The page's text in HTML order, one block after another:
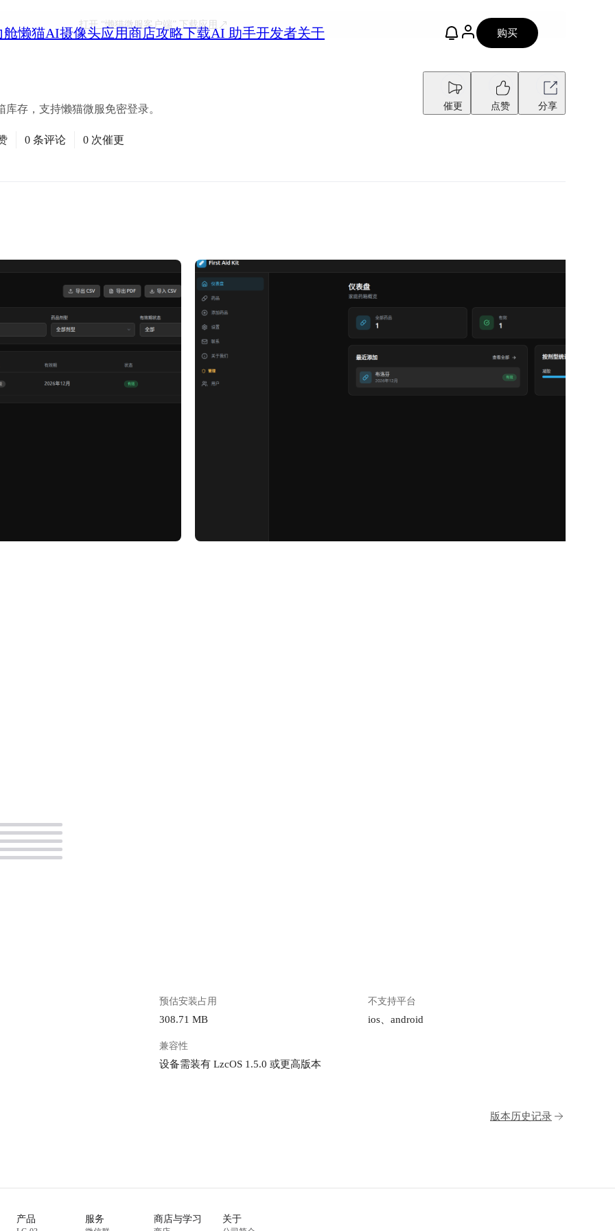
舱懒猫AI摄像头应用商店攻略下载AI 助手开发者关于 购买
打开 “懒猫微服客户端”下载应用
存，支持懒猫微服免密登录。 催更 点赞 分享
0 条评论 0 次催更
预估安装占用
308.71 MB
不支持平台
ios、android
兼容性
设备需装有 LzcOS 1.5.0 或更高版本
版本历史记录
产品 服务 商店与学习 关于